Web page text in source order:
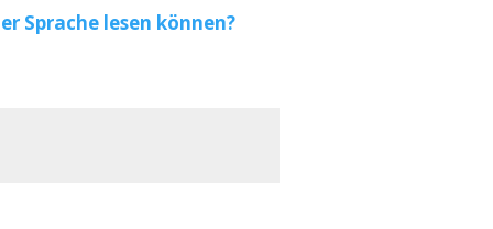
Sprache lesen können?